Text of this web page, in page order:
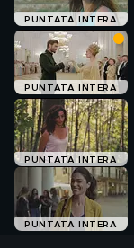
PUNTATA INTERA
PUNTATA INTERA
PUNTATA INTERA
PUNTATA INTERA